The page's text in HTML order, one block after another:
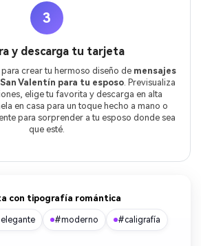
3
y descarga tu tarjeta
para crear tu hermoso diseño de mensajes
Valentín para tu esposo. Previsualiza
elige tu favorita y descarga en alta
en casa para un toque hecho a mano o
para sorprender a tu esposo donde sea
que esté.
con tipografía romántica
#moderno #caligrafía